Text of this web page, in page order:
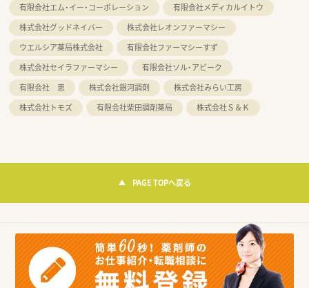
有限会社エム・イー・コーポレーション
有限会社メディカルイトウ
株式会社グッドネイバー
株式会社レオンファーマシー
ウエルシア薬局株式会社
有限会社ファーマシーすず
株式会社セイラファーマシー
有限会社ソル・アビーク
有限会社 恵
株式会社銀河調剤
株式会社みらい工房
株式会社トモズ
有限会社柴田調剤薬局 株式会社Ｓ＆Ｋ
PAGE TOPへ戻る